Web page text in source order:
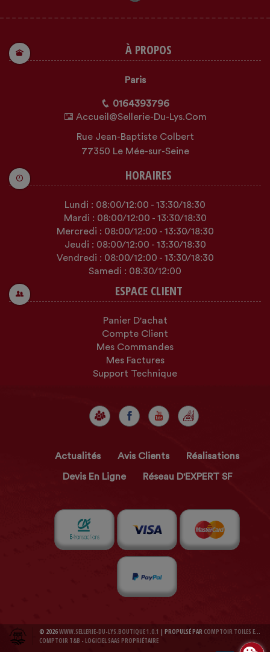
À PROPOS
Paris
0164393796
Accueil@sellerie-Du-Lys.com
Rue Jean-Baptiste Colbert
77350 Le Mée-sur-Seine
HORAIRES
Lundi : 08:00/12:00 - 13:30/18:30
Mardi : 08:00/12:00 - 13:30/18:30
Mercredi : 08:00/12:00 - 13:30/18:30
Jeudi : 08:00/12:00 - 13:30/18:30
Vendredi : 08:00/12:00 - 13:30/18:30
Samedi : 08:30/12:00
ESPACE CLIENT
Panier D'achat
Compte Client
Mes Commandes
Mes Factures
Support Technique
Actualités Avis Clients Réalisations
Devis En Ligne Réseau D'EXPERT SF
© 2026WWW.SELLERIE-DU-LYS.BOUTIQUE 1.0.1 | PROPULSÉ PAR COMPTOIR TOILES ET BACHES 1.0.1
COMPTOIR T&B - LOGICIEL SAAS PROPRIÉTAIRE